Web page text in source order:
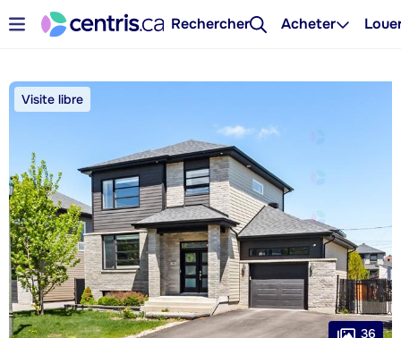
Rechercher Acheter
Visite libre
36